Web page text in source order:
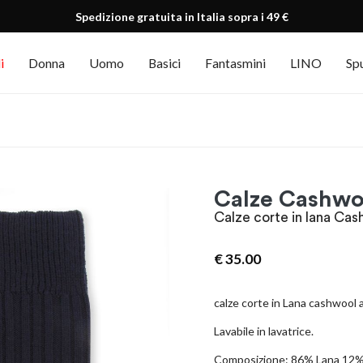
Spedizione gratuita in Italia sopra i 49 €
Donna Uomo Basici Fantasmini LINO
Calze
Calze corte in lana
€35.00
calze corte in Lana
Lavabile in lavatrice.
Composizione: 86% Lana